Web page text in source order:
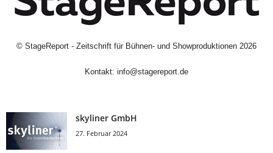
© StageReport - Zeitschrift für Bühnen- und Showproduktionen 2026
Kontakt: info@stagereport.de
skyliner GmbH
27. Februar 2024